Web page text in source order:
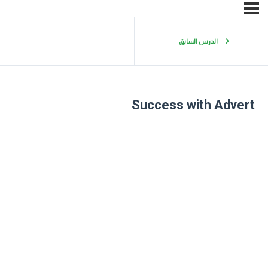
الدرس السابق
Success with Advert